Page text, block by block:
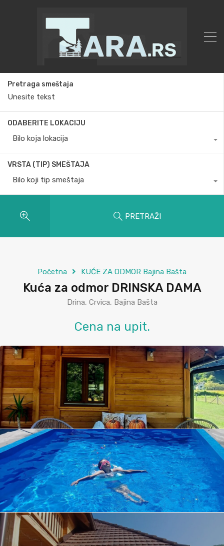
Pretraga smeštaja
ODABERITE LOKACIJU
Bilo koja lokacija
VRSTA (TIP) SMEŠTAJA
Bilo koji tip smeštaja
PRETRAŽI
Početna KUĆE ZA ODMOR Bajina Bašta
Kuća za odmor DRINSKA DAMA
Drina, Crvica, Bajina Bašta
Cena na upit.